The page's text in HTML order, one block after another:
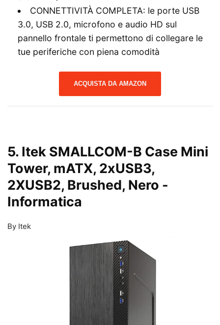
CONNETTIVITÀ COMPLETA: le porte USB
3.0, USB 2.0, microfono e audio HD sul
pannello frontale ti permettono di collegare le
tue periferiche con piena comodità
ACQUISTA DA AMAZON
5. Itek SMALLCOM-B Case Mini
Tower, mATX, 2xUSB3,
2XUSB2, Brushed, Nero -
Informatica
By Itek